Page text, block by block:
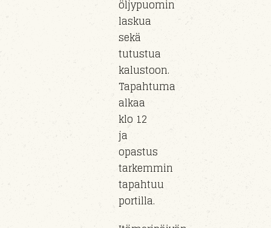
öljypuomin
laskua
sekä
tutustua
kalustoon.
Tapahtuma
alkaa
klo 12
ja
opastus
tarkemmin
tapahtuu
portilla.